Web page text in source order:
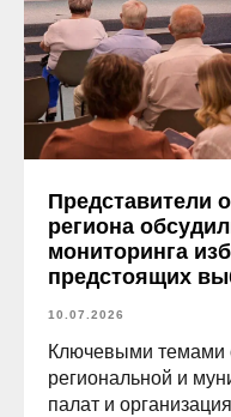
Представители
региона
мониторинга
предстоящих
10.07.2026
Ключевыми темами
региональной и
палат и